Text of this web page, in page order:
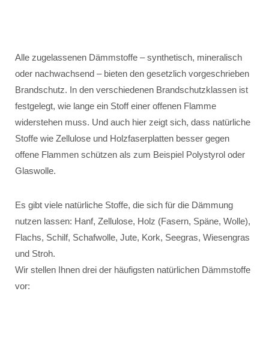
Alle zugelassenen Dämmstoffe – synthetisch, mineralisch
oder nachwachsend – bieten den gesetzlich vorgeschrieben
Brandschutz. In den verschiedenen Brandschutzklassen ist
festgelegt, wie lange ein Stoff einer offenen Flamme
widerstehen muss. Und auch hier zeigt sich, dass natürliche
Stoffe wie Zellulose und Holzfaserplatten besser gegen
offene Flammen schützen als zum Beispiel Polystyrol oder
Glaswolle.
Es gibt viele natürliche Stoffe, die sich für die Dämmung
nutzen lassen: Hanf, Zellulose, Holz (Fasern, Späne, Wolle),
Flachs, Schilf, Schafwolle, Jute, Kork, Seegras, Wiesengras
und Stroh.
Wir stellen Ihnen drei der häufigsten natürlichen Dämmstoffe
vor: